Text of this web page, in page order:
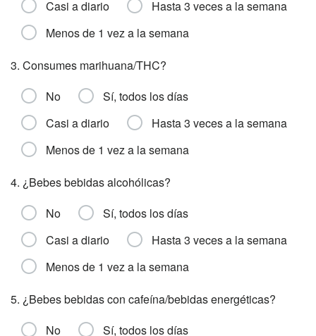
Casi a diario
Hasta 3 veces a la semana
Menos de 1 vez a la semana
3. Consumes marihuana/THC?
No
Sí, todos los días
Casi a diario
Hasta 3 veces a la semana
Menos de 1 vez a la semana
4. ¿Bebes bebidas alcohólicas?
No
Sí, todos los días
Casi a diario
Hasta 3 veces a la semana
Menos de 1 vez a la semana
5. ¿Bebes bebidas con cafeína/bebidas energéticas?
No
Sí, todos los días